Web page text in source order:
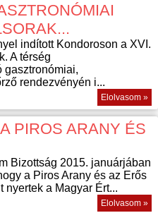
indított Kondoroson a XVI.
A térség
gasztronómiai,
rendezvényén i...
Elolvasom »
PIROS ARANY ÉS
Bizottság 2015. januárjában
a Piros Arany és az Erős
nyertek a Magyar Ért...
Elolvasom »